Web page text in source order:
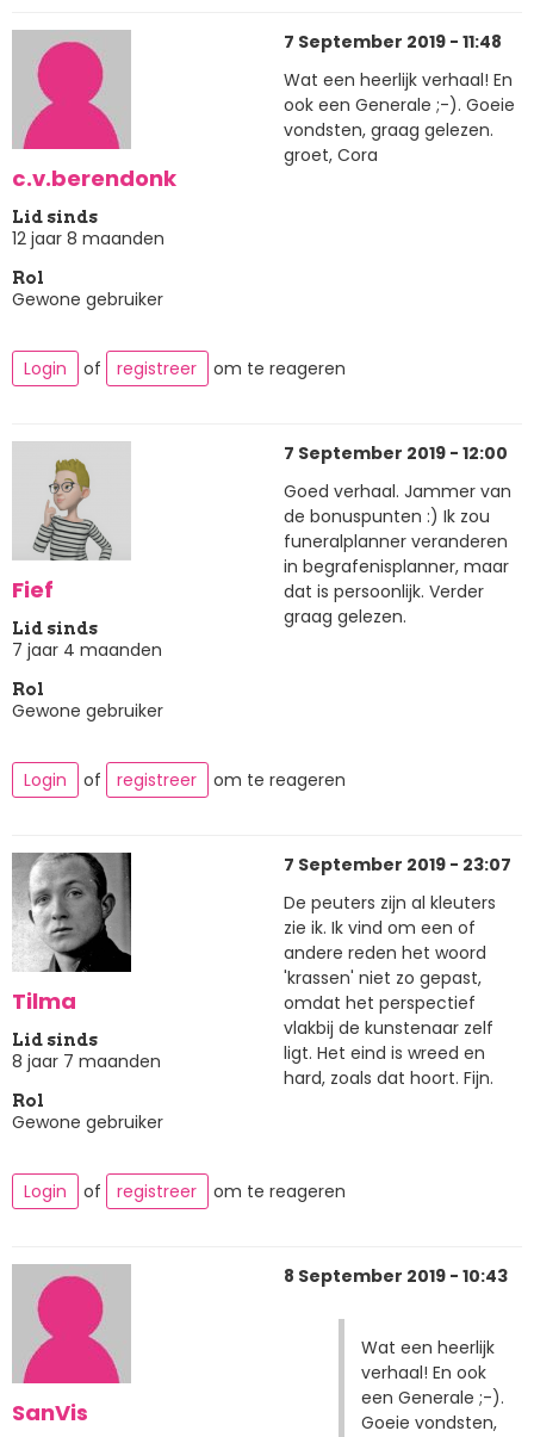
c.v.berendonk
Lid sinds
12 jaar 8 maanden
Rol
Gewone gebruiker
7 September 2019 - 11:48
Wat een heerlijk verhaal! En
ook een Generale ;-). Goeie
vondsten, graag gelezen.
groet, Cora
Login of registreer om te reageren
Fief
Lid sinds
7 jaar 4 maanden
Rol
Gewone gebruiker
7 September 2019 - 12:00
Goed verhaal. Jammer van
de bonuspunten :) Ik zou
funeralplanner veranderen
in begrafenisplanner, maar
dat is persoonlijk. Verder
graag gelezen.
Login of registreer om te reageren
Tilma
Lid sinds
8 jaar 7 maanden
Rol
Gewone gebruiker
7 September 2019 - 23:07
De peuters zijn al kleuters
zie ik. Ik vind om een of
andere reden het woord
'krassen' niet zo gepast,
omdat het perspectief
vlakbij de kunstenaar zelf
ligt. Het eind is wreed en
hard, zoals dat hoort. Fijn.
Login of registreer om te reageren
SanVis
8 September 2019 - 10:43
Wat een heerlijk
verhaal! En ook
een Generale ;-).
Goeie vondsten,